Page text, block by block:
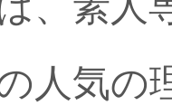
人気の